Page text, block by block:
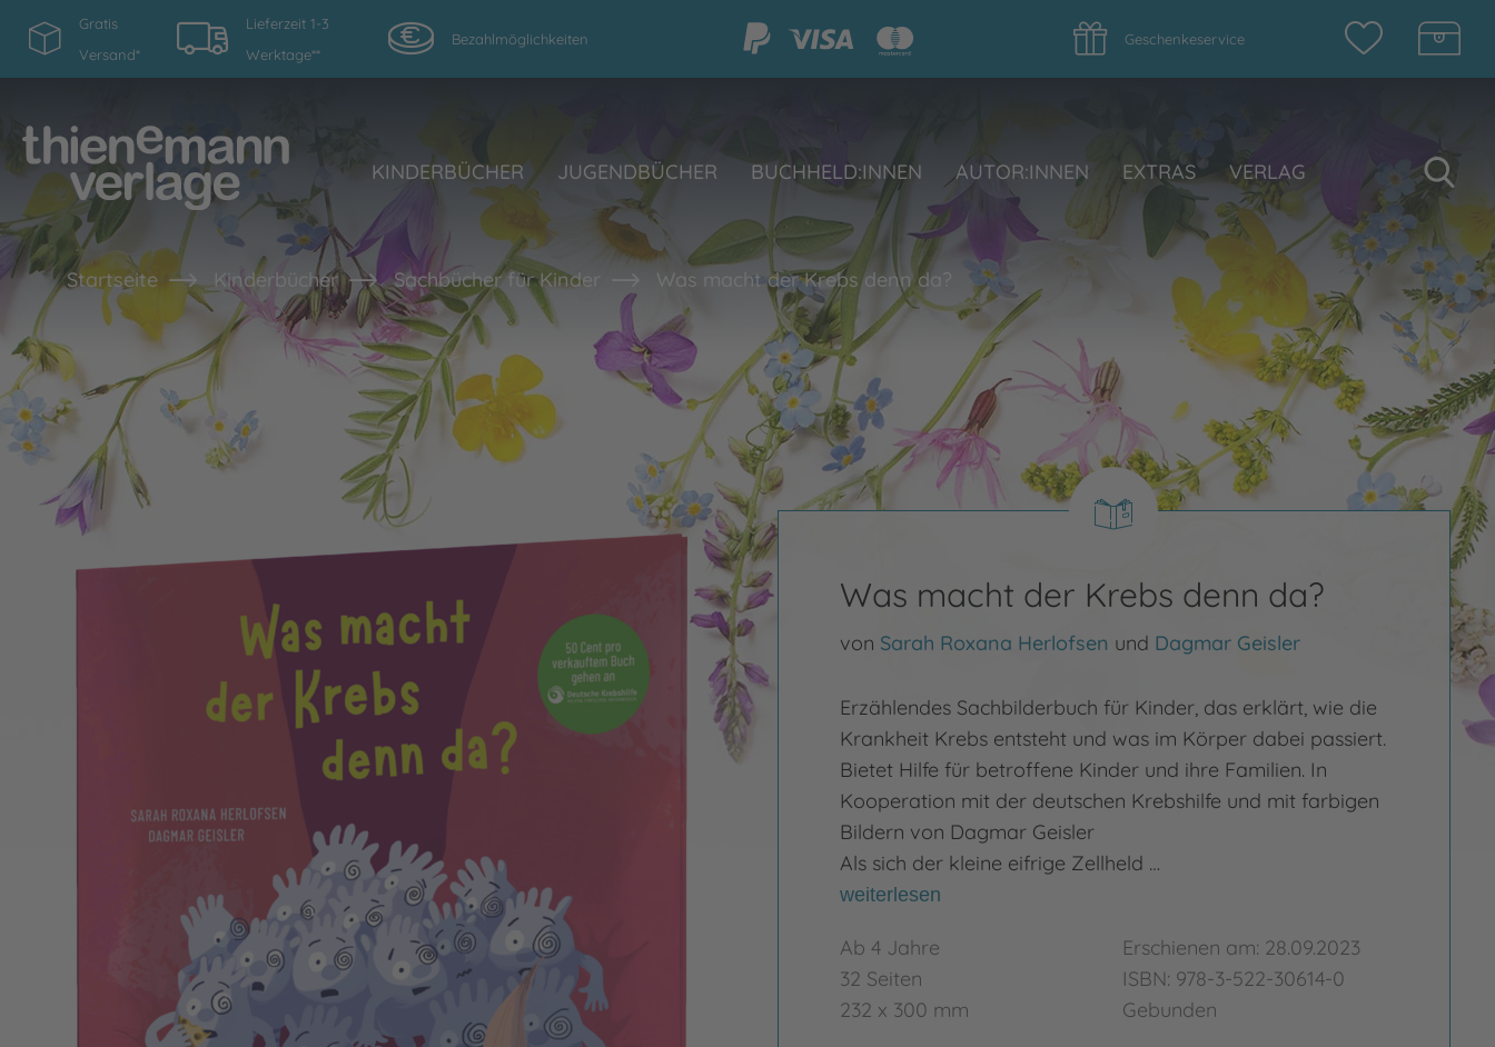
Gratis
Versand*
Lieferzeit 1-3
Werktage**
Bezahlmöglichkeiten Geschenkeservice
KINDERBÜCHER JUGENDBÜCHER BUCHHELD:INNEN AUTOR:INNEN EXTRAS VERLAG
Startseite Kinderbücher Sachbücher für Kinder Was macht der Krebs denn da?
Was macht der Krebs denn da?
von Sarah Roxana Herlofsen und Dagmar Geisler
Erzählendes Sachbilderbuch für Kinder, das erklärt, wie die
Krankheit Krebs entsteht und was im Körper dabei passiert.
Bietet Hilfe für betroffene Kinder und ihre Familien. In
Kooperation mit der deutschen Krebshilfe und mit farbigen
Bildern von Dagmar Geisler
Als sich der kleine eifrige Zellheld …
weiterlesen
Ab 4 Jahre
32 Seiten
232 x 300 mm
Erschienen am: 28.09.2023
ISBN: 978-3-522-30614-0
Gebunden